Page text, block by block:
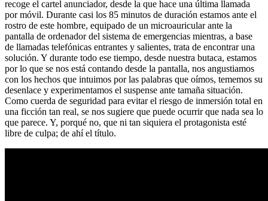
recoge el cartel anunciador, desde la que hace una última llamada
por móvil. Durante casi los 85 minutos de duración estamos ante el
rostro de este hombre, equipado de un microauricular ante la
pantalla de ordenador del sistema de emergencias mientras, a base
de llamadas telefónicas entrantes y salientes, trata de encontrar una
solución. Y durante todo ese tiempo, desde nuestra butaca, estamos
por lo que se nos está contando desde la pantalla, nos angustiamos
con los hechos que intuimos por las palabras que oímos, tememos su
desenlace y experimentamos el suspense ante tamaña situación.
Como cuerda de seguridad para evitar el riesgo de inmersión total en
una ficción tan real, se nos sugiere que puede ocurrir que nada sea lo
que parece. Y, porqué no, que ni tan siquiera el protagonista esté
libre de culpa; de ahí el título.